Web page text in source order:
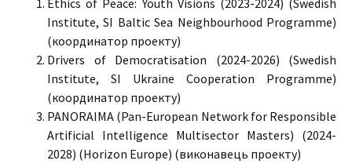
Ethics of Peace: Youth Visions (2023-2024) (Swedish
Institute, SI Baltic Sea Neighbourhood Programme)
(координатор проекту)
Drivers of Democratisation (2024-2026) (Swedish
Institute, SI Ukraine Cooperation Programme)
(координатор проекту)
PANORAIMA (Pan-European Network for Responsible
Artificial Intelligence Multisector Masters) (2024-
2028) (Horizon Europe) (виконавець проекту)